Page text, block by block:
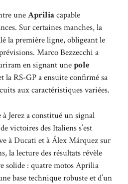
uneApriliacapable
Sur certaines manches, la
la première ligne, obligeant le
Marco Bezzecchi a
en signant unepole
la RS-GP a ensuite confirmé sa
aux caractéristiques variées.
à Jerez a constitué un signal
victoires des Italiens s’est
à Ducati et à Álex Márquez sur
la lecture des résultats révèle
solide : quatre motos Aprilia
base technique robuste et d’un